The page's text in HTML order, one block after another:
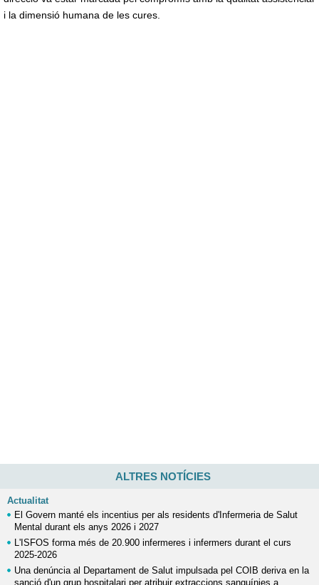
i la dimensió humana de les cures.
ALTRES NOTÍCIES
Actualitat
El Govern manté els incentius per als residents d'Infermeria de Salut
Mental durant els anys 2026 i 2027
L'ISFOS forma més de 20.900 infermeres i infermers durant el curs
2025-2026
Una denúncia al Departament de Salut impulsada pel COIB deriva en la
sanció d'un grup hospitalari per atribuir extraccions sanguínies a